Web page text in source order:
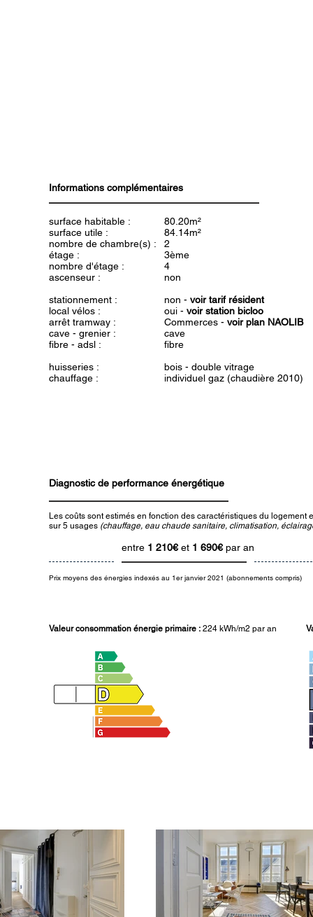
Informations complémentaires
surface habitable :
surface utile :
nombre de chambre(s) :
étage :
nombre d'étage :
ascenseur :
stationnement :
local vélos :
arrêt tramway :
cave - grenier :
fibre - adsl :
huisseries :
chauffage :
80.20m²
84.14m²
2
3ème
4
non
non - voir tarif résident
oui - voir station bicloo
Commerces - voir plan NAOLIB
cave
fibre
bois - double vitrage
individuel gaz (chaudière 2010)
Diagnostic de performance énergétique
Les coûts sont estimés en fonction des caractéristiques du logement
sur 5 usages (chauffage, eau chaude sanitaire, climatisation,
entre 1 210€et 1 690€par an
Prix moyens des énergies indexés au 1er janvier 2021 (abonnements compris)
Valeur consommation énergie primaire : 224 kWh/m2 par an